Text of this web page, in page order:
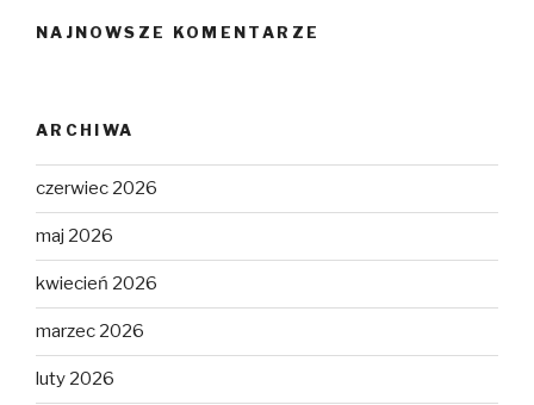
NAJNOWSZE KOMENTARZE
ARCHIWA
czerwiec 2026
maj 2026
kwiecień 2026
marzec 2026
luty 2026